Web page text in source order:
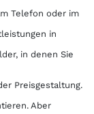
Telefon oder im
in
in denen Sie
Preisgestaltung.
Aber